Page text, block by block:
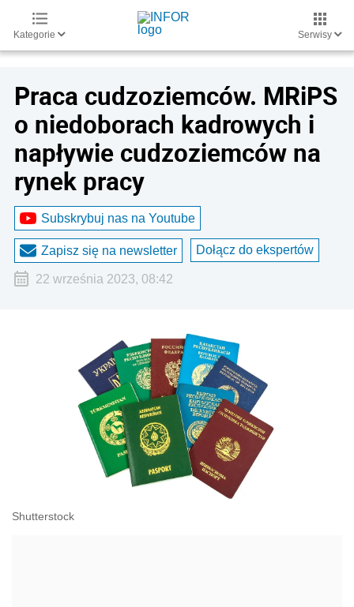
Kategorie Serwisy
Praca cudzoziemców. MRiPS
o niedoborach kadrowych i
napływie cudzoziemców na
rynek pracy
Subskrybuj nas na Youtube
Zapisz się na newsletter Dołącz do ekspertów
22 września 2023, 08:42
Shutterstock